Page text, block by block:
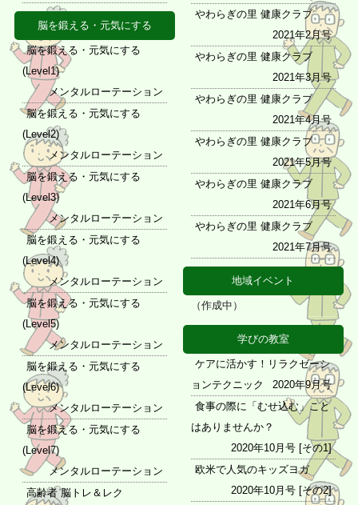
脳を鍛える・元気にする
脳を鍛える・元気にする
(Level1)
メンタルローテーション
脳を鍛える・元気にする
(Level2)
メンタルローテーション
脳を鍛える・元気にする
(Level3)
メンタルローテーション
脳を鍛える・元気にする
(Level4)
メンタルローテーション
脳を鍛える・元気にする
(Level5)
メンタルローテーション
脳を鍛える・元気にする
(Level6)
メンタルローテーション
脳を鍛える・元気にする
(Level7)
メンタルローテーション
高齢者 脳トレ＆レク
やわらぎの里 健康クラブ
2021年2月号
やわらぎの里 健康クラブ
2021年3月号
やわらぎの里 健康クラブ
2021年4月号
やわらぎの里 健康クラブ
2021年5月号
やわらぎの里 健康クラブ
2021年6月号
やわらぎの里 健康クラブ
2021年7月号
地域イベント
（作成中）
学びの教室
ケアに活かす！リラクゼーシ
ョンテクニック
2020年9月号
食事の際に「むせ込む」こと
はありませんか？
2020年10月号 [その1]
欧米で人気のキッズヨガ
2020年10月号 [その2]